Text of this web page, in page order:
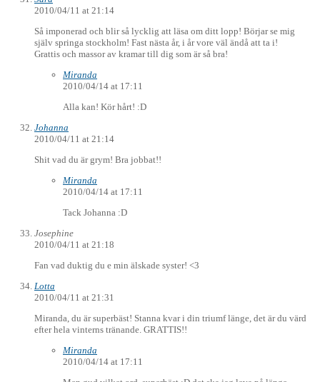
2010/04/11 at 21:14
Så imponerad och blir så lycklig att läsa om ditt lopp! Börjar se mig
själv springa stockholm! Fast nästa år, i år vore väl ändå att ta i!
Grattis och massor av kramar till dig som är så bra!
Miranda
2010/04/14 at 17:11
Alla kan! Kör hårt! :D
Johanna
2010/04/11 at 21:14
Shit vad du är grym! Bra jobbat!!
Miranda
2010/04/14 at 17:11
Tack Johanna :D
Josephine
2010/04/11 at 21:18
Fan vad duktig du e min älskade syster! <3
Lotta
2010/04/11 at 21:31
Miranda, du är superbäst! Stanna kvar i din triumf länge, det är du värd
efter hela vinterns tränande. GRATTIS!!
Miranda
2010/04/14 at 17:11